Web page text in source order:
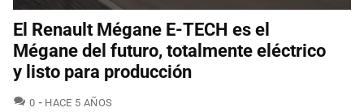
El Renault Mégane E-TECH es el
Mégane del futuro, totalmente eléctrico
y listo para producción
0 COMENTARIOS
HACE 5 AÑOS